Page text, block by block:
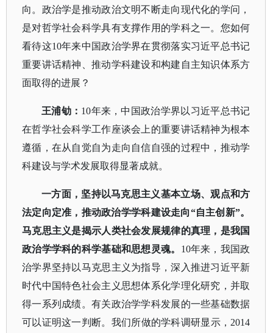
向。政治学是推动政治文明不断走向现代化的学问，
是对哲学社会科学具有支撑作用的学科之一。您如何
看待这10年来中国政治学界在贯彻落实习近平总书记
重要讲话精神、推动学科建设和构建自主知识体系方
面取得的进展？
王浦劬： 10年来，中国政治学界以习近平总书记
在哲学社会科学工作座谈会上的重要讲话精神为根本
遵循，在从自觉自为走向自信自强的过程中，推动学
科建设与学术发展取得显著成就。
一方面，坚持以马克思主义基本立场、观点和方
法定向定准，推动政治学学科建设走向“自主创新”。
马克思主义是揭示人类社会发展规律的真理，是我国
政治学学科的科学基础和思想灵魂。 10年来，我国政
治学界坚持以马克思主义为指导，深入推进习近平新
时代中国特色社会主义思想体系化学理化研究，并取
得一系列成绩。有关政治学学科发展的一些基础数据
可以证明这一判断。我们所做的学科调研显示，2014